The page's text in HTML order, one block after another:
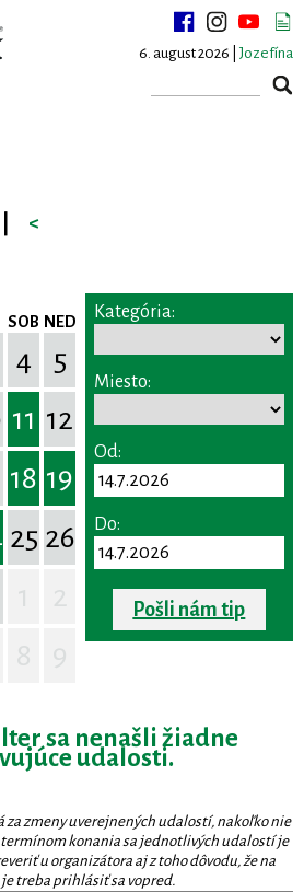
6. august 2026 | Jozefína
<
SOB NED
4
5
11 12
18 19
25 26
Kategória:
Miesto:
Od:
Do:
Pošli nám tip
sa nenašli žiadne
udalosti.
za zmeny uverejnených udalostí, nakoľko nie
konania sa jednotlivých udalostí je
u organizátora aj z toho dôvodu, že na
treba prihlásiť sa vopred.